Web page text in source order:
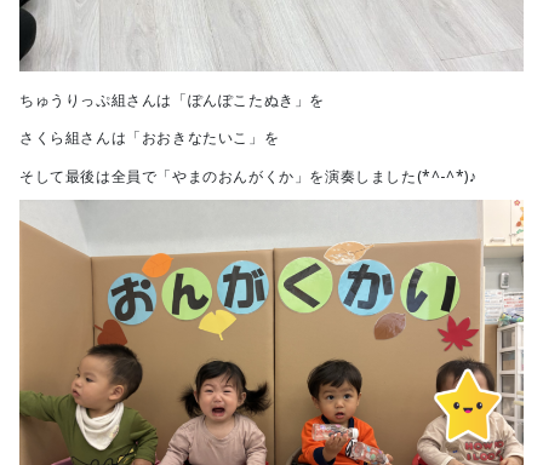
ちゅうりっぷ組さんは「ぽんぽこたぬき」を
さくら組さんは「おおきなたいこ」を
そして最後は全員で「やまのおんがくか」を演奏しました(*^-^*)♪